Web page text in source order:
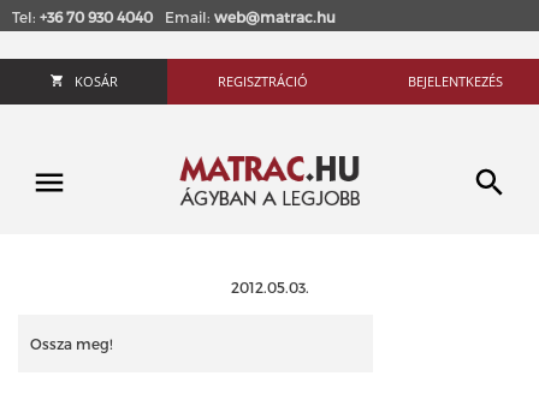
Tel: +36 70 930 4040 Email: web@matrac.hu
KOSÁR REGISZTRÁCIÓ BEJELENTKEZÉS
2012.05.03.
Ossza meg!